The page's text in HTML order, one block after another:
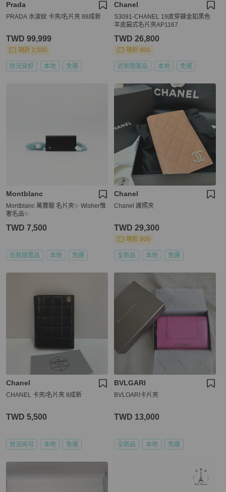
Prada
PRADA 水波紋 卡夾/名片夾 88成新
TWD 99,999
現折 2,000
狀況良好 本地 免運
Chanel
S3091-CHANEL 19皮穿鍊金釦黑色
羊皮扁式名片夾AP1167
TWD 26,800
現折 800
近新閒置品 本地 免運
Montblanc
Montblanc 萬寶龍 名片夾✨ Wisher惟
奢名品✨
TWD 7,500
近新閒置品 本地 免運
Chanel
Chanel 護照夾
TWD 29,300
現折 800
全新品 本地 免運
Chanel
CHANEL 卡夾/名片夾 8成新
TWD 5,500
狀況尚可 本地 免運
BVLGARI
BVLOARI卡片夾
TWD 13,000
全新品 本地 免運